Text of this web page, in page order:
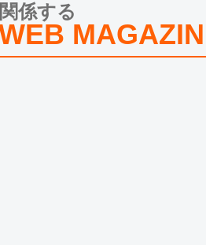
係する
MAGAZIN